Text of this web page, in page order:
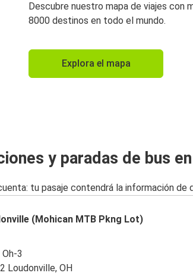
Descubre nuestro mapa de viajes con
8000 destinos en todo el mundo.
Explora el mapa
y paradas de bus
tu pasaje contendrá la información de
(Mohican MTB Pkng Lot)
3
Loudonville, OH